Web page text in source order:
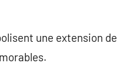
une extension de